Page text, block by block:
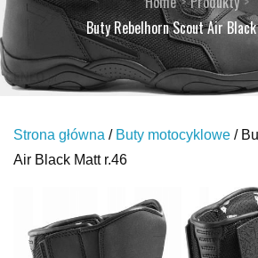
Buty Rebelhorn Scout Air
Strona główna / Buty motocyklowe /
Air Black Matt r.46